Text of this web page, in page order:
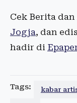
Cek Berita
Jogja, dan
hadir di
Tags: kabar